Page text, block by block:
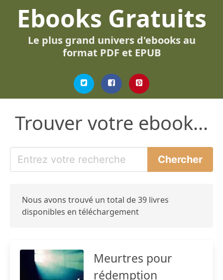
Ebooks Gratuits
Le plus grand univers d'ebooks au
format PDF et EPUB
Trouver votre ebook...
Nous avons trouvé un total de 39 livres
disponibles en téléchargement
Meurtres pour
rédemption